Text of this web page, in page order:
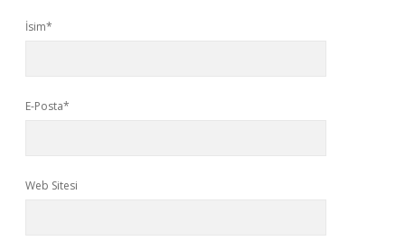
İsim*
E-Posta*
Web Sitesi